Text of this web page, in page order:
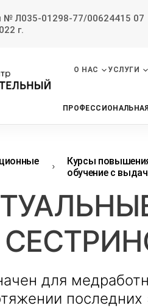
№ Л035-01298-77/00624415 07
г.
О НАС УСЛУГИ
Курсы
обучение с
для
последних